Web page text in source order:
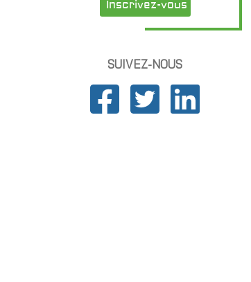
Inscrivez-vous
SUIVEZ-NOUS